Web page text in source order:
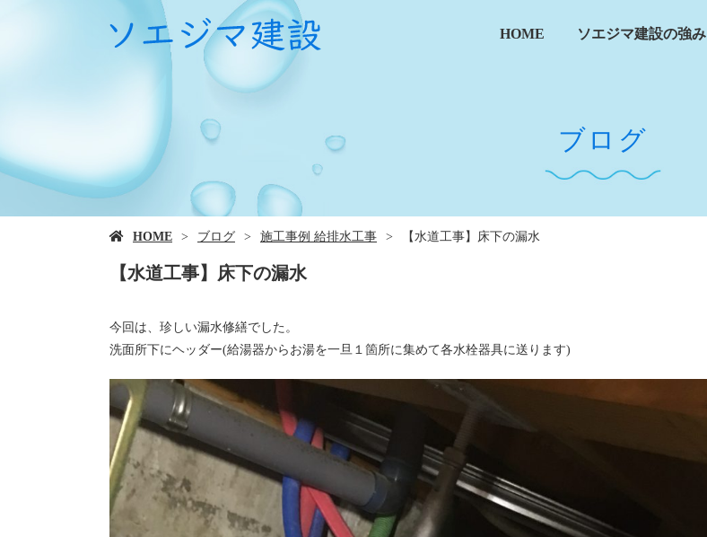
HOME ソエジマ建設の強み
ブログ
HOME ブログ 施工事例 給排水工事 【水道工事】床下の漏水
【水道工事】床下の漏水
今回は、珍しい漏水修繕でした。
洗面所下にヘッダー(給湯器からお湯を一旦１箇所に集めて各水栓器具に送ります)